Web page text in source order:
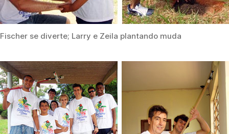
Fischer se diverte; Larry e Zeila plantando muda